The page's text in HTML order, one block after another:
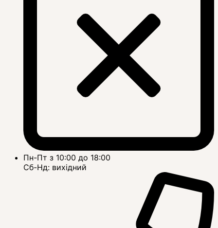
Пн-Пт з 10:00 до 18:00
Сб-Нд: вихідний